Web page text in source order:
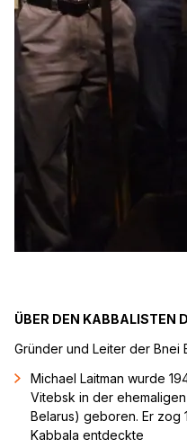
ÜBER DEN KABBALISTEN
Gründer und Leiter der Bnei
Michael Laitman wurde
Vitebsk in der
Belarus) geboren. Er zog
Kabbala entdeckte